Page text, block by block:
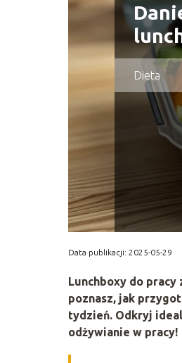
Dieta
Data publikacji: 2025-05-29
Lunchboxy do
poznasz, jak
tydzień. Odkryj
odżywianie w pracy!